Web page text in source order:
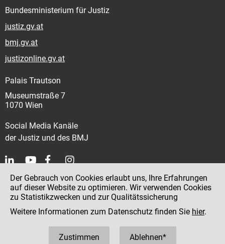
Bundesministerium für Justiz
justiz.gv.at
bmj.gv.at
justizonline.gv.at
Palais Trautson
Museumstraße 7
1070 Wien
Social Media Kanäle
der Justiz und des BMJ
Kontakt
Impressum
Datenschutz
Der Gebrauch von Cookies erlaubt uns, Ihre Erfahrungen
auf dieser Website zu optimieren. Wir verwenden Cookies
zu Statistikzwecken und zur Qualitätssicherung
Weitere Informationen zum Datenschutz finden Sie hier.
Zustimmen Ablehnen*